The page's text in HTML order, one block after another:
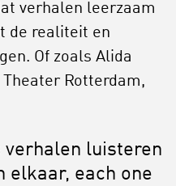
verhalen leerzaam
de realiteit en
Of zoals Alida
Rotterdam,
luisteren
elkaar, each one